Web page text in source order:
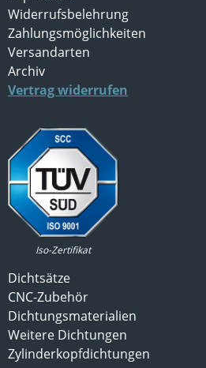
Widerrufsbelehrung
Zahlungsmöglichkeiten
Versandarten
Archiv
Vertrag widerrufen
Iso-Zertifikat
Dichtsätze
CNC-Zubehör
Dichtungsmaterialien
Weitere Dichtungen
Zylinderkopfdichtungen